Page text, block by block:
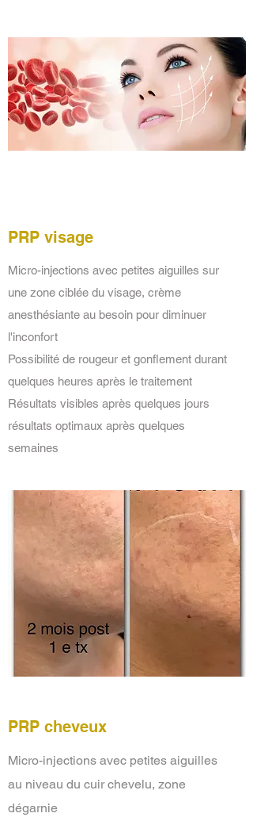
PRP visage
Micro-injections avec petites aiguilles sur
une zone ciblée du visage, crème
anesthésiante au besoin pour diminuer
l'inconfort
Possibilité de rougeur et gonflement durant
quelques heures après le traitement
Résultats visibles après quelques jours
résultats optimaux après quelques
semaines
PRP cheveux
Micro-injections avec petites aiguilles
au niveau du cuir chevelu, zone
dégarnie